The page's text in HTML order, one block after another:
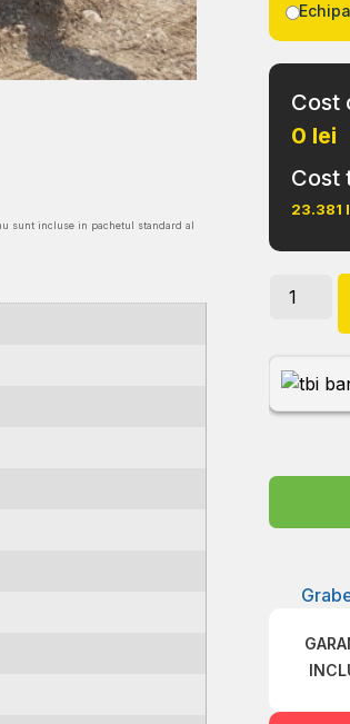
sunt incluse in pachetul standard al
Cost
0 lei
Cost
23.381